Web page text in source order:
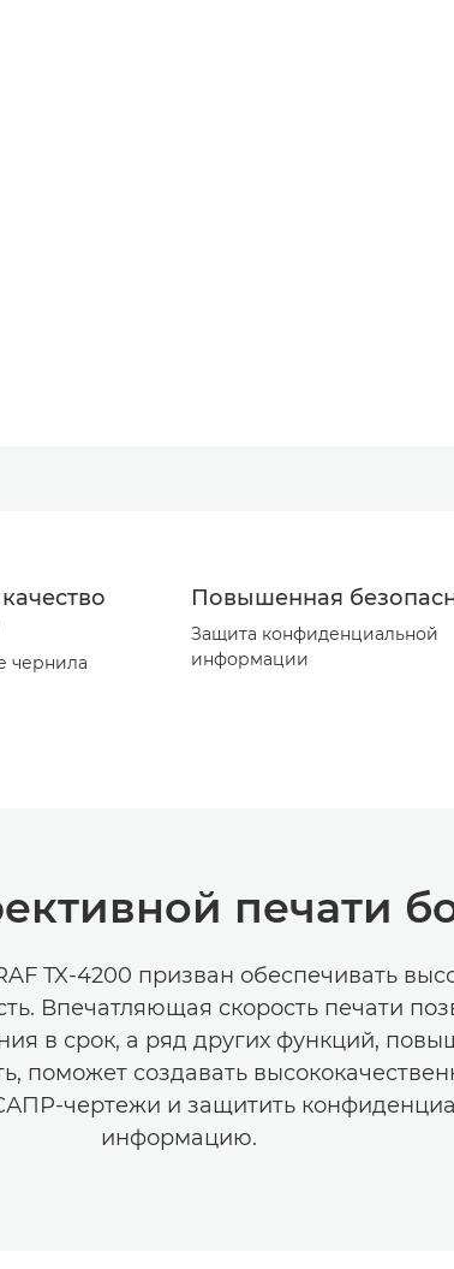
чернила
Повышенная
Защита конфиденциальной
информации
печати
TX-4200 призван обеспечивать
Впечатляющая скорость печати
в срок, а ряд других функций,
поможет создавать
чертежи и защитить
информацию.